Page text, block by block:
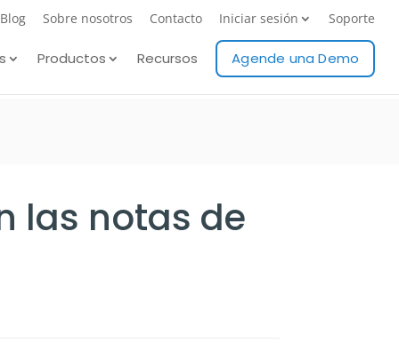
Blog Sobre nosotros Contacto Iniciar sesión Soporte
Productos Recursos Agende una Demo
las notas de